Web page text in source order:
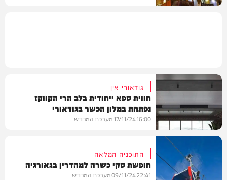
עוד בחדשות
גודאורי אין
חווית ספא ייחודית בלב הרי הקווקז
נפתחת במלון הכשר בגודאורי
16:00
17/11/24מערכת המחדש
התוכניה המלאה
חופשת סקי כשרה למהדרין בגאורגיה
22:41
09/11/24מערכת המחדש